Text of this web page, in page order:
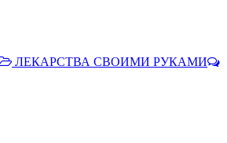
ЛЕКАРСТВА СВОИМИ РУКАМИ